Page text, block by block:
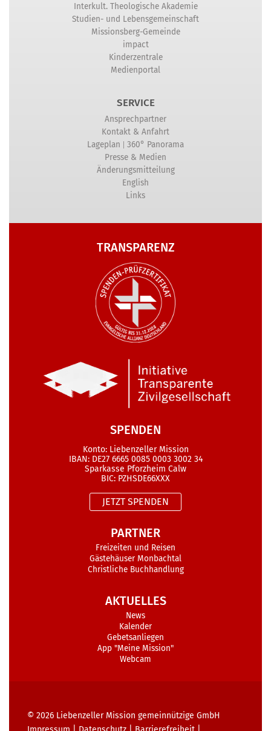
Interkult. Theologische Akademie
Studien- und Lebensgemeinschaft
Missionsberg-Gemeinde
impact
Kinderzentrale
Medienportal
SERVICE
Ansprechpartner
Kontakt & Anfahrt
Lageplan | 360° Panorama
Presse & Medien
Änderungsmitteilung
English
Links
TRANSPARENZ
SPENDEN
Konto: Liebenzeller Mission
IBAN: DE27 6665 0085 0003 3002 34
Sparkasse Pforzheim Calw
BIC: PZHSDE66XXX
JETZT SPENDEN
PARTNER
Freizeiten und Reisen
Gästehäuser Monbachtal
Christliche Buchhandlung
AKTUELLES
News
Kalender
Gebetsanliegen
App "Meine Mission"
Webcam
© 2026 Liebenzeller Mission gemeinnützige GmbH